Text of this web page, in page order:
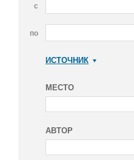
с
по
ИСТОЧНИК
МЕСТО
АВТОР